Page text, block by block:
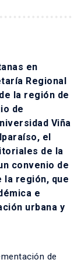
en
Regional
la región de
de
Viña
el
de la
convenio de
la región, que
e
urbana y
de